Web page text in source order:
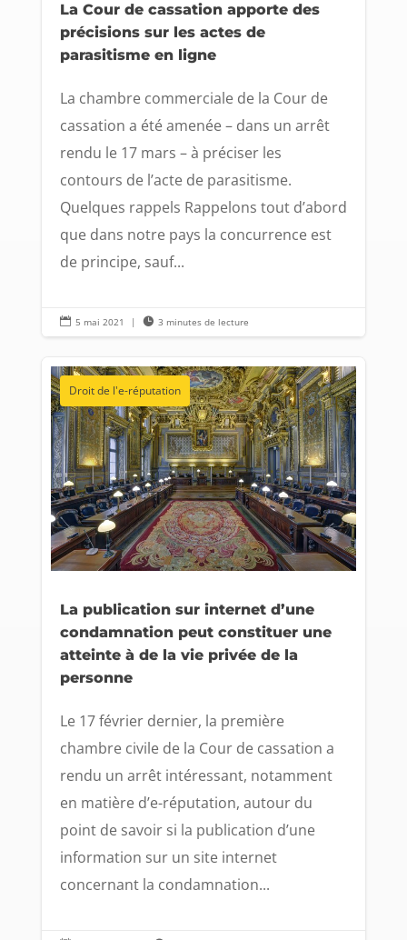
La Cour de cassation apporte des
précisions sur les actes de
parasitisme en ligne
La chambre commerciale de la Cour de
cassation a été amenée – dans un arrêt
rendu le 17 mars – à préciser les
contours de l’acte de parasitisme.
Quelques rappels Rappelons tout d’abord
que dans notre pays la concurrence est
de principe, sauf...
 5 mai 2021 |  3 minutes de lecture
Droit de l'e-réputation
La publication sur internet d’une
condamnation peut constituer une
atteinte à de la vie privée de la
personne
Le 17 février dernier, la première
chambre civile de la Cour de cassation a
rendu un arrêt intéressant, notamment
en matière d’e-réputation, autour du
point de savoir si la publication d’une
information sur un site internet
concernant la condamnation...